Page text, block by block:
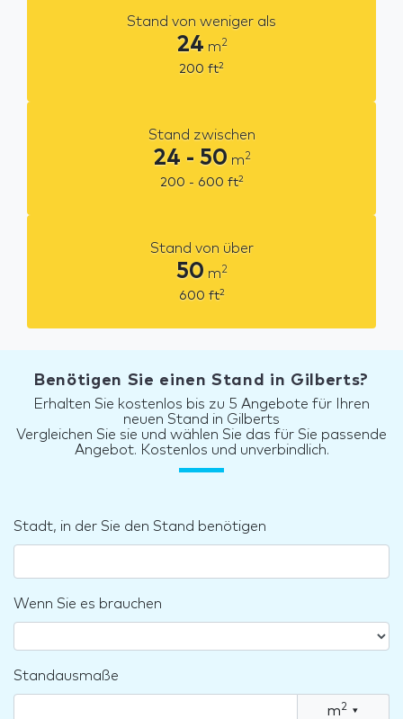
Stand von weniger als
24 m2
200 ft2
Stand zwischen
24 - 50 m2
200 - 600 ft2
Stand von über
50 m2
600 ft2
Benötigen Sie einen Stand in Gilberts?
Erhalten Sie kostenlos bis zu 5 Angebote für Ihren
neuen Stand in Gilberts
Vergleichen Sie sie und wählen Sie das für Sie passende
Angebot. Kostenlos und unverbindlich.
Stadt, in der Sie den Stand benötigen
Wenn Sie es brauchen
Standausmaße
m2 ▾